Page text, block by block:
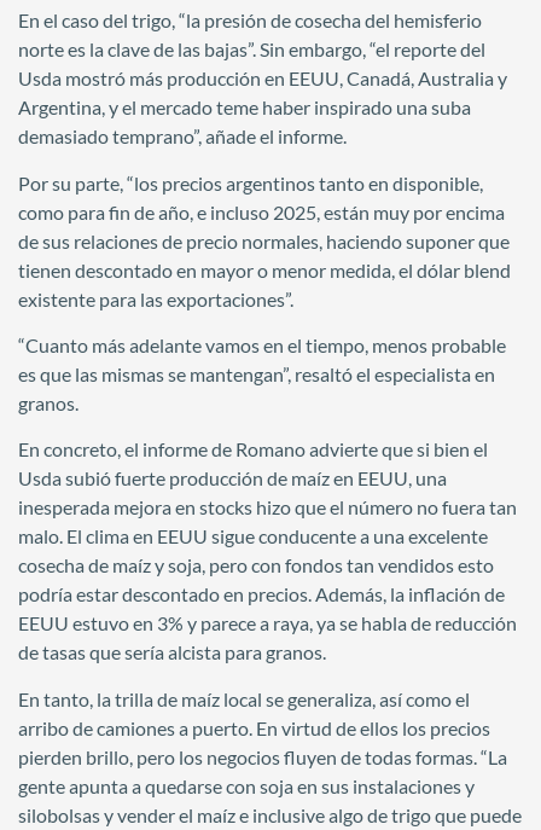
En el caso del trigo, “la presión de cosecha del hemisferio
norte es la clave de las bajas”. Sin embargo, “el reporte del
Usda mostró más producción en EEUU, Canadá, Australia y
Argentina, y el mercado teme haber inspirado una suba
demasiado temprano”, añade el informe.
Por su parte, “los precios argentinos tanto en disponible,
como para fin de año, e incluso 2025, están muy por encima
de sus relaciones de precio normales, haciendo suponer que
tienen descontado en mayor o menor medida, el dólar blend
existente para las exportaciones”.
“Cuanto más adelante vamos en el tiempo, menos probable
es que las mismas se mantengan”, resaltó el especialista en
granos.
En concreto, el informe de Romano advierte que si bien el
Usda subió fuerte producción de maíz en EEUU, una
inesperada mejora en stocks hizo que el número no fuera tan
malo. El clima en EEUU sigue conducente a una excelente
cosecha de maíz y soja, pero con fondos tan vendidos esto
podría estar descontado en precios. Además, la inflación de
EEUU estuvo en 3% y parece a raya, ya se habla de reducción
de tasas que sería alcista para granos.
En tanto, la trilla de maíz local se generaliza, así como el
arribo de camiones a puerto. En virtud de ellos los precios
pierden brillo, pero los negocios fluyen de todas formas. “La
gente apunta a quedarse con soja en sus instalaciones y
silobolsas y vender el maíz e inclusive algo de trigo que puede